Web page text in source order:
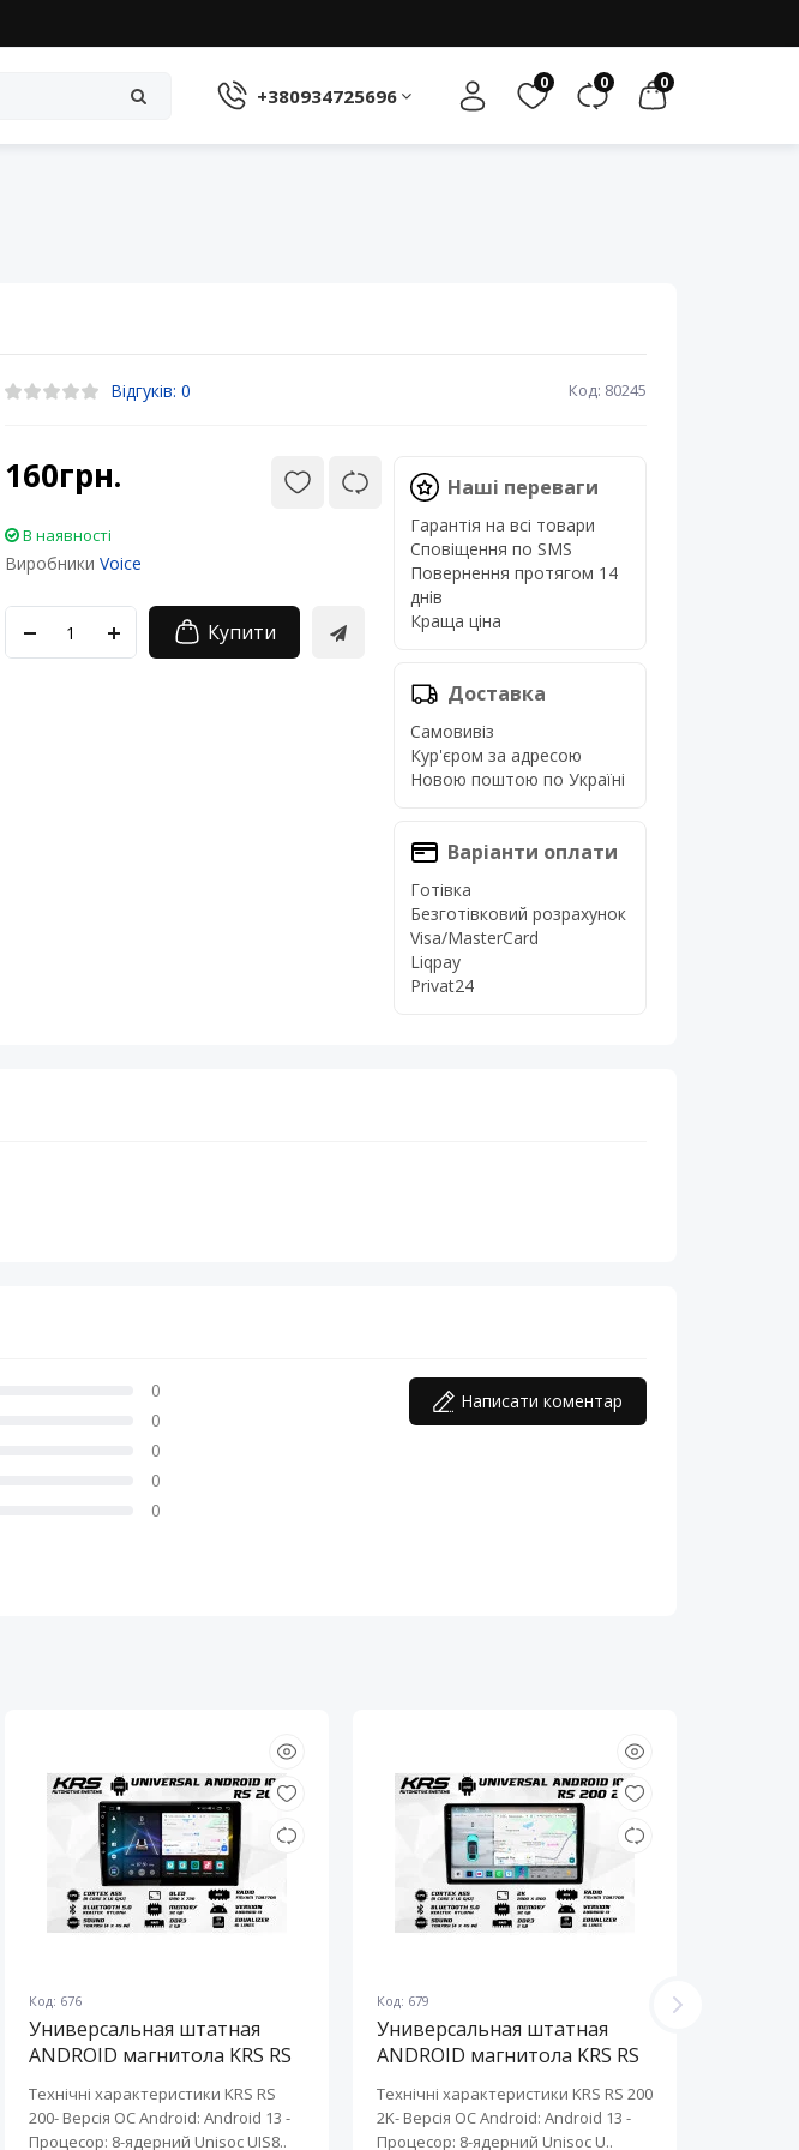
+380934725696
0 0 0
Відгуків: 0 Код: 80245
160грн.
В наявності
Виробники Voice
Купити
Наші переваги
Гарантія на всі товари
Сповіщення по SMS
Повернення протягом 14
днів
Краща ціна
Доставка
Самовивіз
Кур'єром за адресою
Новою поштою по Україні
Варіанти оплати
Готівка
Безготівковий розрахунок
Visa/MasterCard
Liqpay
Privat24
0
0
0
0
0
Написати коментар
Код: 676
Универсальная штатная
ANDROID магнитола KRS RS
Технічні характеристики KRS RS
200- Версія ОС Android: Android 13 ​-
Процесор: 8-ядерний Unisoc UIS8..
Код: 679
Универсальная штатная
ANDROID магнитола KRS RS
Технічні характеристики KRS RS 200
2K- Версія ОС Android: Android 13 ​-
Процесор: 8-ядерний Unisoc U..